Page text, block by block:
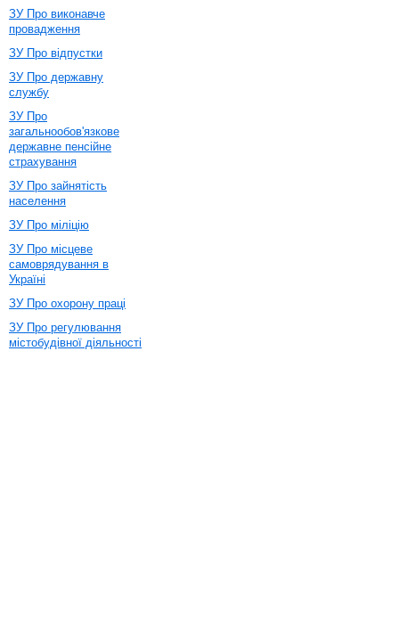
ЗУ Про виконавче
провадження
ЗУ Про відпустки
ЗУ Про державну
службу
ЗУ Про
загальнообов'язкове
державне пенсійне
страхування
ЗУ Про зайнятість
населення
ЗУ Про міліцію
ЗУ Про місцеве
самоврядування в
Україні
ЗУ Про охорону праці
ЗУ Про регулювання
містобудівної діяльності